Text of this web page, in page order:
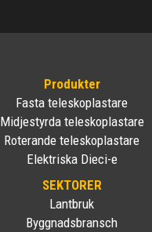
Produkter
Fasta teleskoplastare
Midjestyrda teleskoplastare
Roterande teleskoplastare
Elektriska Dieci-e
SEKTORER
Lantbruk
Byggnadsbransch